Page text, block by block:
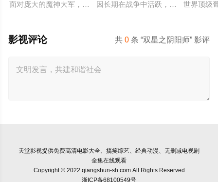
面对庞大的魔神大军，为了回避全灭危机，勒库对伙伴们说出
因长期在战争中活跃，而被称为〝
世界顶级
共0 条 “双星之阴阳师” 影评
影视评论
天堂影视提供免费高清电影大全、搞笑综艺、经典动漫、无删减电视剧
全集在线观看
Copyright © 2022 qiangshun-sh.com All Rights Reserved
浙ICP备68100549号